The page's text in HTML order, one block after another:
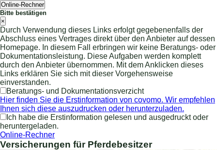
Online-Rechner
Bitte bestätigen
×
Durch Verwendung dieses Links erfolgt gegebenenfalls der
Abschluss eines Vertrages direkt über den Anbieter auf dessen
Homepage. In diesem Fall erbringen wir keine Beratungs- oder
Dokumentationsleistung. Diese Aufgaben werden komplett
durch den Anbieter übernommen. Mit dem Anklicken dieses
Links erklären Sie sich mit dieser Vorgehensweise
einverstanden.
Beratungs- und Dokumentationsverzicht
Hier finden Sie die Erstinformation von covomo. Wir empfehlen
Ihnen sich diese auszudrucken oder herunterzuladen.
Ich habe die Erstinformation gelesen und ausgedruckt oder
heruntergeladen.
Online-Rechner
Versicherungen für Pferdebesitzer